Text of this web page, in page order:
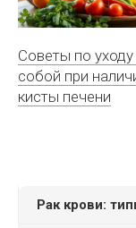
Советы по уходу
собой при
кисты печени